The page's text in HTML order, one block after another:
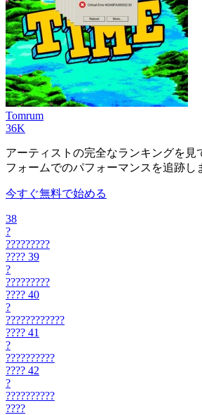
Tomrum
36K
アーティストの完全なランキングを見
フォームでのパフォーマンスを追跡し
今すぐ無料で始める
38
?
?????????
???? 39
?
?????????
???? 40
?
????????????
???? 41
?
??????????
???? 42
?
??????????
????